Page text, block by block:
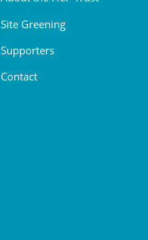
Site Greening
Supporters
Contact